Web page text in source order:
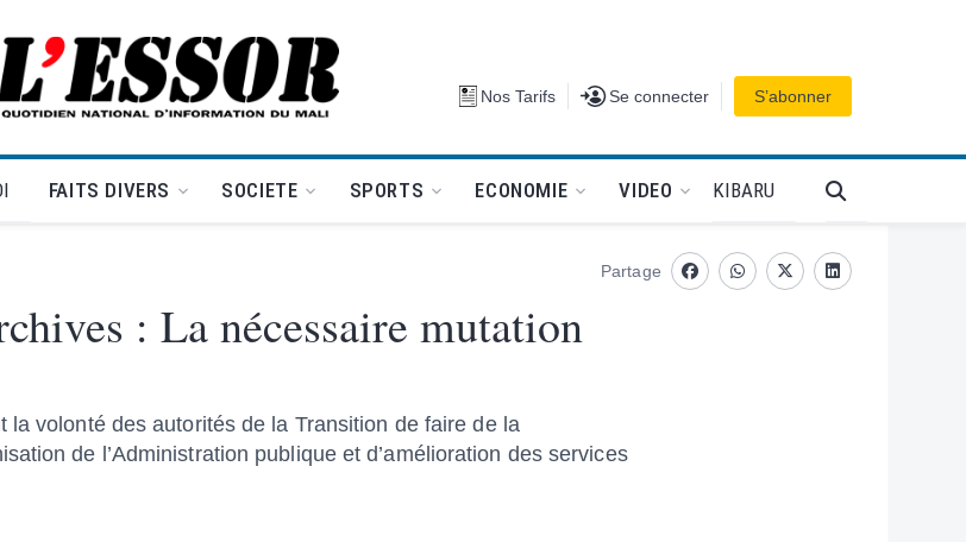
L'Essor - retour à la une Nos Tarifs Se connecter
Se connecter S’abonner
FAITS DIVERS SOCIETE SPORTS ECONOMIE VIDEO KIBARU
: La nécessaire mutation
la volonté des autorités de la Transition de faire de la
de l’Administration publique et d’amélioration des services
Partage
FacebookwhatsappTwitterLinkedin